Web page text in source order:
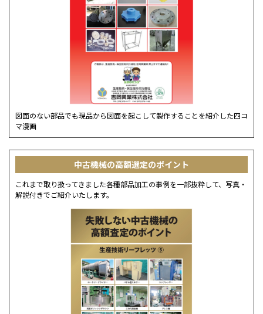
図面のない部品でも現品から図面を起こして製作することを紹介した四コ
マ漫画
中古機械の高額選定のポイント
これまで取り扱ってきました各種部品加工の事例を一部抜粋して、写真・
解説付きでご紹介いたします。